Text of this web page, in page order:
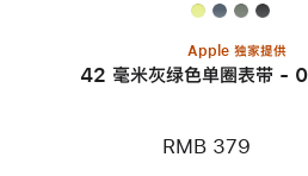
Apple 独家提供
42 毫米灰绿色单圈表带 -
RMB 379